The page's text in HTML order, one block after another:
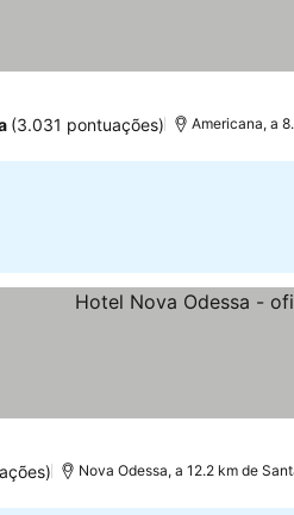
(3.031 pontuações) Americana, a
Nova Odessa, a 12.2 km de